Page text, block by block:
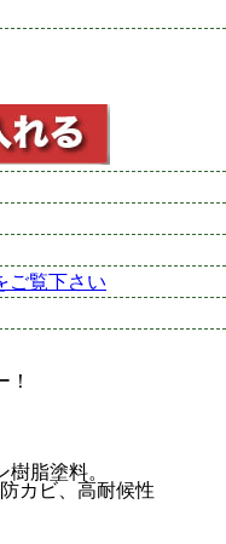
ご覧下さい
脂塗料。
カビ、高耐候性